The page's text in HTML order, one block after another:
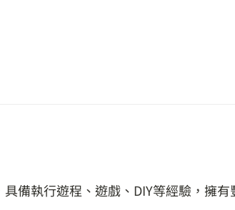
備執行遊程、遊戲、DIY等經驗，擁有